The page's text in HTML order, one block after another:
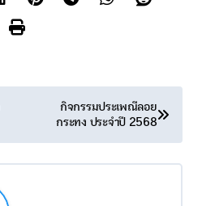
กิจกรรมประเพณีลอย
กระทง ประจำปี 2568